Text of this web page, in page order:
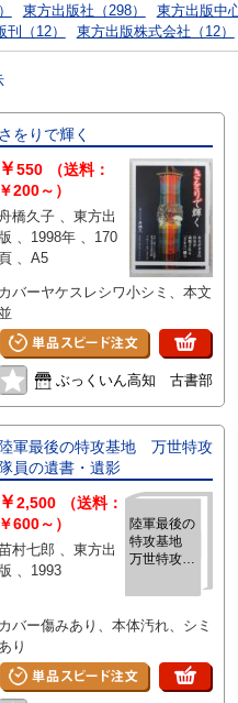
東方出版社（298） 東方出版中
（12） 東方出版株式会社（12）
さをりで輝く
￥550
（送料：
￥200～）
橋久子 、東方出
版 、1998年 、170
頁 、A5
カバーヤケスレシワ小シミ、本文
ぶっくいん高知 古書部
軍最後の特攻基地 万世特攻
員の遺書・遺影
陸軍最後の
特攻基地
万世特攻隊
遺影
￥2,500
（送料：
￥600～）
村七郎 、東方出
版 、1993
カバー傷みあり、本体汚れ、シミ
あり